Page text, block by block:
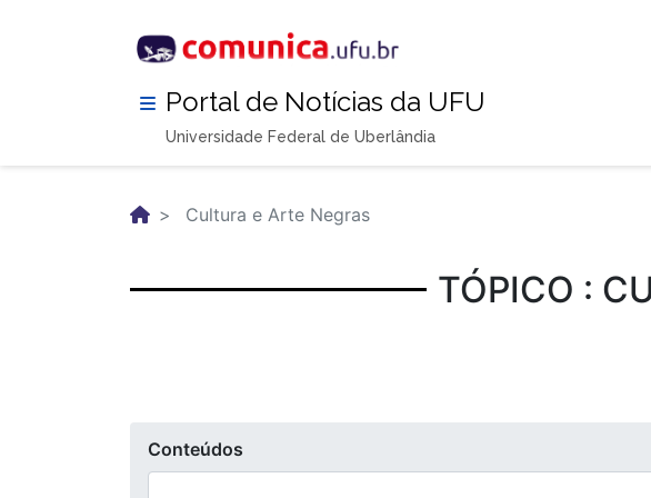
Portal de Notícias da UFU
Universidade Federal de Uberlândia
Cultura e Arte Negras
TÓPICO :
Conteúdos